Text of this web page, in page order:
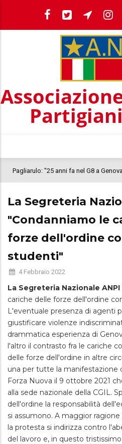
contenuto
Pagliarulo: "25 anni fa nel G8 a
colloca la morte di Abderrahim Fakir"
La Segreteria
"Condanniamo le
forze dell'ordine
studenti"
4 Febbraio 2022
La Segreteria Nazionale ANPI
cariche delle forze dell'ordine
L'eventuale presenza di agenti
giustificare violenze
drammatica esperienza di
l'altro il contrasto fra le cariche
delle forze dell'ordine in altre
una per tutte la manifestazione
Forza Nuova il 9 ottobre 2021
alla sede nazionale della CGIL.
dell'ordine la responsabilità
si assumono. A maggior
la protesta si indirizza contro
del lavoro e, in questo